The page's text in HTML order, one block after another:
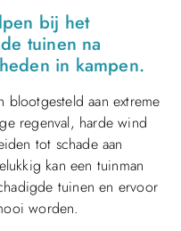
bij het
tuinen na
in kampen.
blootgesteld aan extreme
regenval, harde wind
tot schade aan
kan een tuinman
tuinen en ervoor
worden.